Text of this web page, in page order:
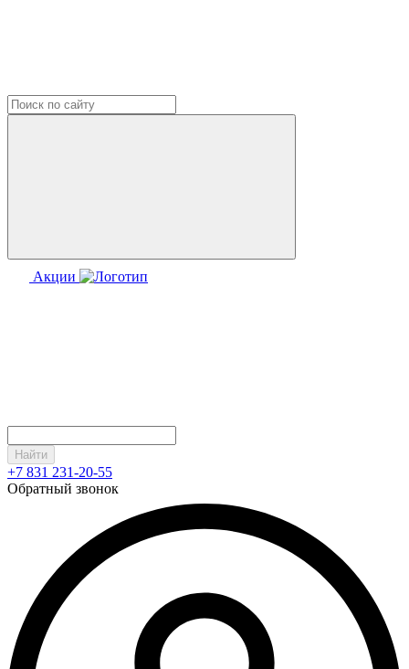
Акции
Найти
+7 831 231-20-55
Обратный звонок